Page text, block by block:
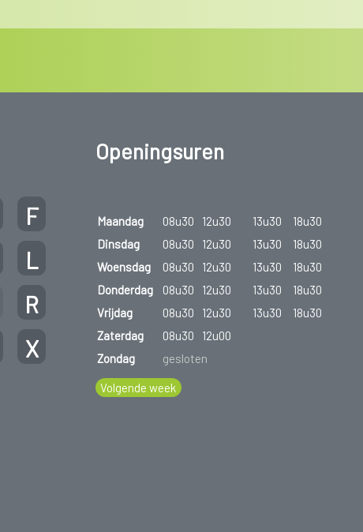
F
L
R
X
Openingsuren
Maandag 08u30 12u30 13u30
18u30
Dinsdag
08u30 12u30 13u30
18u30
Woensdag
08u30 12u30 13u30
18u30
Donderdag
08u30 12u30 13u30
18u30
Vrijdag
08u30 12u30 13u30
18u30
Zaterdag
08u30
12u00
Zondag
gesloten
Volgende week